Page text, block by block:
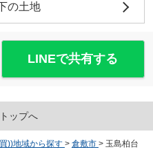
の土地
LINEで共有する
ップへ
))地域から探す > 倉敷市 > 玉島柏台